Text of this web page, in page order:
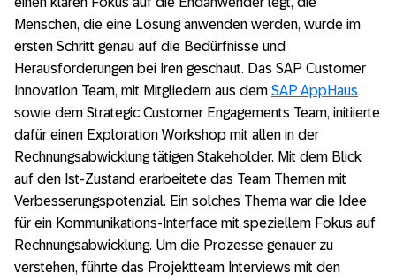
Menschen, die eine Lösung anwenden werden, wurde im
ersten Schritt genau auf die Bedürfnisse und
Herausforderungen bei Iren geschaut. Das SAP Customer
Innovation Team, mit Mitgliedern aus dem SAP AppHaus
sowie dem Strategic Customer Engagements Team, initiierte
dafür einen Exploration Workshop mit allen in der
Rechnungsabwicklung tätigen Stakeholder. Mit dem Blick
auf den Ist-Zustand erarbeitete das Team Themen mit
Verbesserungspotenzial. Ein solches Thema war die Idee
für ein Kommunikations-Interface mit speziellem Fokus auf
Rechnungsabwicklung. Um die Prozesse genauer zu
verstehen, führte das Projektteam Interviews mit den